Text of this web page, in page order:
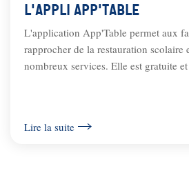
L'appli App'Table
L'application App'Table permet aux
rapprocher de la restauration scolaire
nombreux services. Elle est gratuite
Lire la suite